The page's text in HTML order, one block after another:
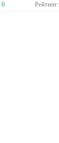
0 Рейтинг: